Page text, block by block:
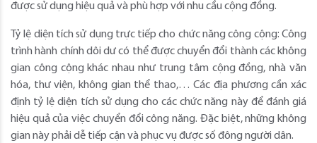
được sử dụng hiệu quả và phù hợp với nhu cầu cộng đồng.
Tỷ lệ diện tích sử dụng trực tiếp cho chức năng công cộng: Công
trình hành chính dôi dư có thể được chuyển đổi thành các không
gian công cộng khác nhau như trung tâm cộng đồng, nhà văn
hóa, thư viện, không gian thể thao,… Các địa phương cần xác
định tỷ lệ diện tích sử dụng cho các chức năng này để đánh giá
hiệu quả của việc chuyển đổi công năng. Đặc biệt, những không
gian này phải dễ tiếp cận và phục vụ được số đông người dân.